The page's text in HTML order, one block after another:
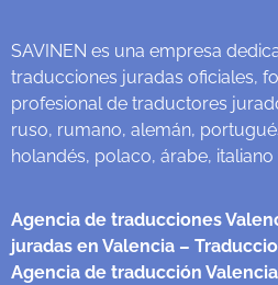
SAVINEN es una empresa
traducciones juradas oficiales,
profesional de traductores
ruso, rumano, alemán,
holandés, polaco, árabe,
Agencia de traducciones
juradas en Valencia –
Agencia de traducción